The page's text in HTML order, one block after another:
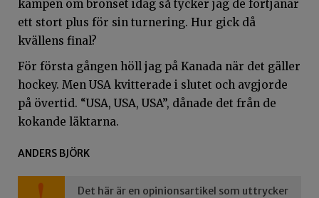
kampen om bronset idag så tycker jag de förtjänar
ett stort plus för sin turnering. Hur gick då
kvällens final?
För första gången höll jag på Kanada när det gäller
hockey. Men USA kvitterade i slutet och avgjorde
på övertid. “USA, USA, USA”, dånade det från de
kokande läktarna.
ANDERS BJÖRK
Det här är en opinionsartikel som uttrycker